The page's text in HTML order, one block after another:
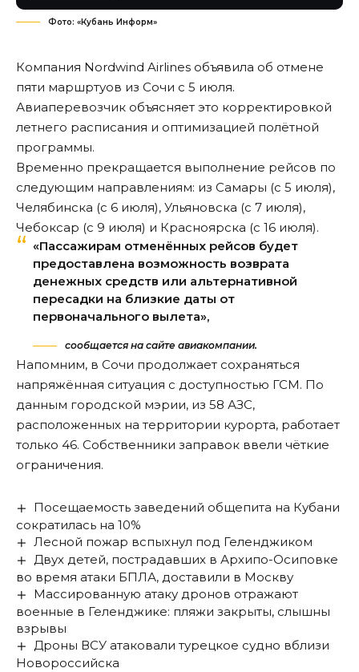
Фото: «Кубань Информ»
Компания Nordwind Airlines объявила об отмене
пяти маршртуов из Сочи с 5 июля.
Авиаперевозчик объясняет это корректировкой
летнего расписания и оптимизацией полётной
программы.
Временно прекращается выполнение рейсов по
следующим направлениям: из Самары (с 5 июля),
Челябинска (с 6 июля), Ульяновска (с 7 июля),
Чебоксар (с 9 июля) и Красноярска (с 16 июля).
«Пассажирам отменённых рейсов будет
предоставлена возможность возврата
денежных средств или альтернативной
пересадки на близкие даты от
первоначального вылета»,
сообщается на сайте авиакомпании.
Напомним, в Сочи продолжает сохраняться
напряжённая ситуация с доступностью ГСМ. По
данным городской мэрии, из 58 АЗС,
расположенных на территории курорта, работает
только 46. Собственники заправок ввели чёткие
ограничения.
Посещаемость заведений общепита на Кубани
сократилась на 10%
Лесной пожар вспыхнул под Геленджиком
Двух детей, пострадавших в Архипо-Осиповке
во время атаки БПЛА, доставили в Москву
Массированную атаку дронов отражают
военные в Геленджике: пляжи закрыты, слышны
взрывы
Дроны ВСУ атаковали турецкое судно вблизи
Новороссийска